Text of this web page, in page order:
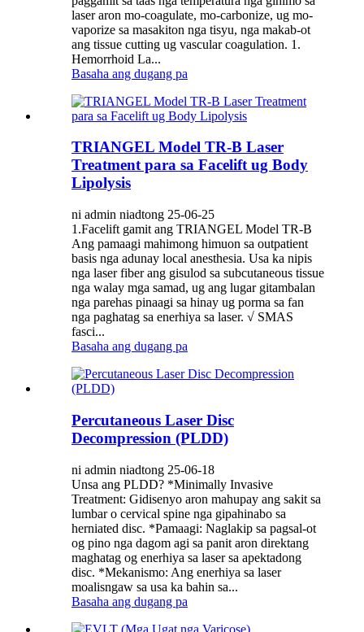
laser aron mo-coagulate, mo-carbonize, ug mo-
vaporize sa masakiton nga tisyu, nga makab-ot
ang tissue cutting ug vascular coagulation. 1.
Hemorrhoid La...
Basaha ang dugang pa
TRIANGEL Model TR-B Laser
Treatment para sa Facelift ug Body
Lipolysis
ni admin niadtong 25-06-25
1.Facelift gamit ang TRIANGEL Model TR-B
Ang pamaagi mahimong himuon sa outpatient
basis nga adunay local anesthesia. Usa ka nipis
nga laser fiber ang gisulod sa subcutaneous tissue
nga walay mga samad, ug ang lugar gitambalan
nga parehas pinaagi sa hinay ug porma sa fan
nga paghatag sa enerhiya sa laser. √ SMAS
fasci...
Basaha ang dugang pa
Percutaneous Laser Disc
Decompression (PLDD)
ni admin niadtong 25-06-18
Unsa ang PLDD? *Minimally Invasive
Treatment: Gidisenyo aron mahupay ang sakit sa
lumbar o cervical spine nga gipahinabo sa
herniated disc. *Pamaagi: Naglakip sa pagsal-ot
og pino nga dagom agi sa panit aron direktang
maghatag og enerhiya sa laser sa apektadong
disc. *Mekanismo: Ang enerhiya sa laser
moalisngaw sa usa ka bahin sa...
Basaha ang dugang pa